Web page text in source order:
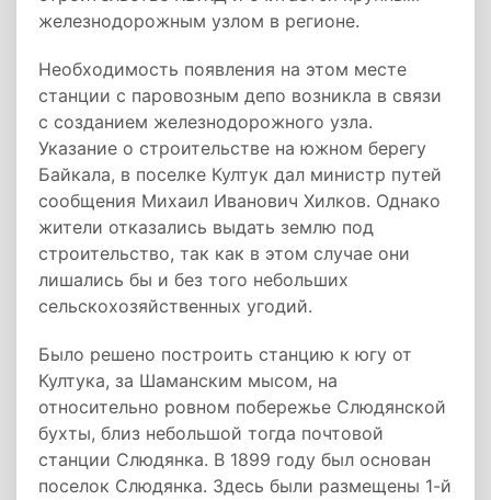
железнодорожным узлом в регионе.
Необходимость появления на этом месте
станции с паровозным депо возникла в связи
с созданием железнодорожного узла.
Указание о строительстве на южном берегу
Байкала, в поселке Култук дал министр путей
сообщения Михаил Иванович Хилков. Однако
жители отказались выдать землю под
строительство, так как в этом случае они
лишались бы и без того небольших
сельскохозяйственных угодий.
Было решено построить станцию к югу от
Култука, за Шаманским мысом, на
относительно ровном побережье Слюдянской
бухты, близ небольшой тогда почтовой
станции Слюдянка. В 1899 году был основан
поселок Слюдянка. Здесь были размещены 1-й